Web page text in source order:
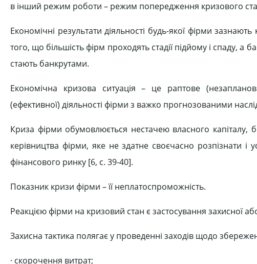
в інший режим роботи – режим попередження кризового
Економічні результати діяльності будь-якої фірми
того, що більшість фірм проходять стадії підйому і спаду, а
стають банкрутами.
Економічна кризова ситуація – це раптове
(ефективної) діяльності фірми з важко прогнозованими
Криза фірми обумовлюється нестачею власного
керівництва фірми, яке не здатне своєчасно розпізнати
фінансового ринку [6, c. 39-40].
Показник кризи фірми – її неплатоспроможність.
Реакцією фірми на кризовий стан є застосування захисної
Захисна тактика полягає у проведенні заходів щодо
· скорочення витрат;